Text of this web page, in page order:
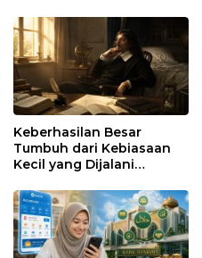
Keberhasilan Besar
Tumbuh dari Kebiasaan
Kecil yang Dijalani